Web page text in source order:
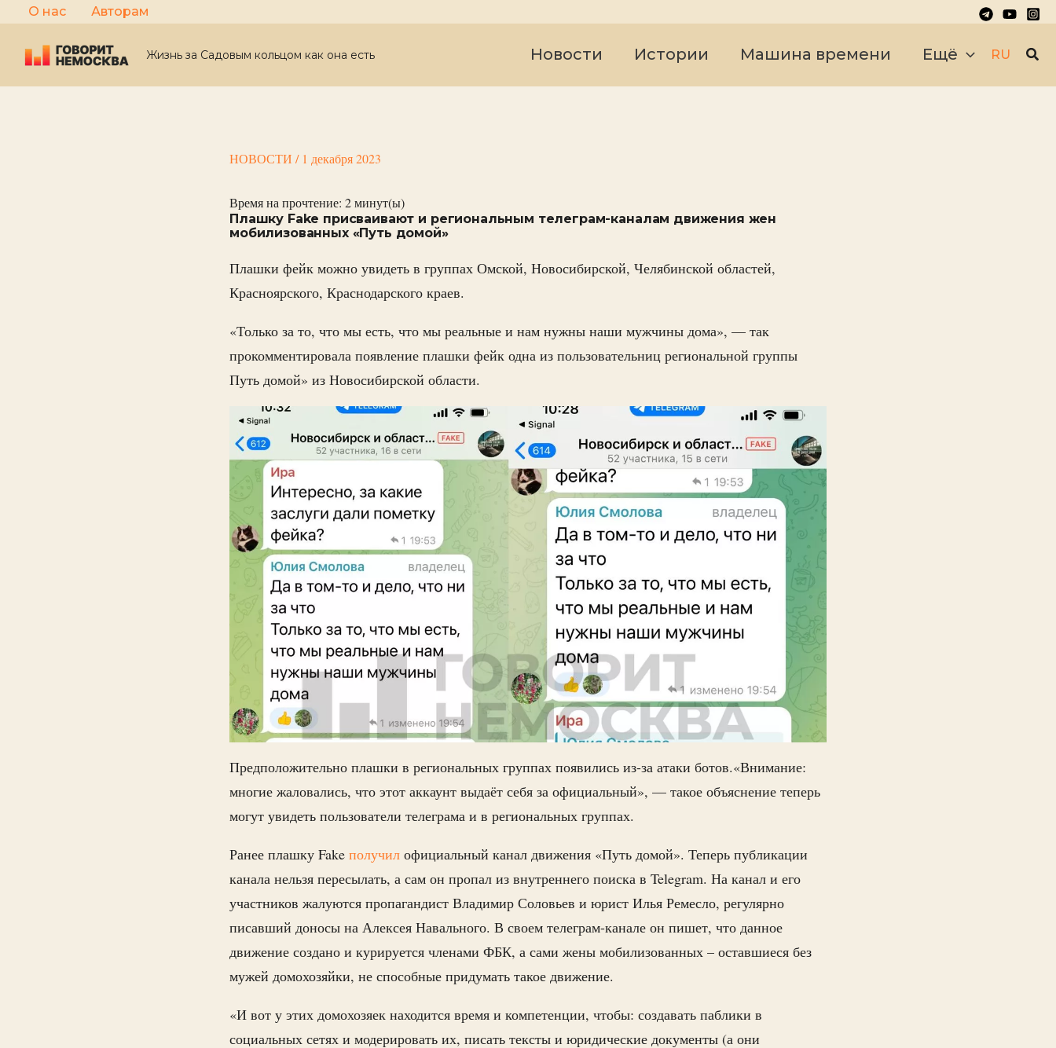
Перейти
к
содержимому
О нас Авторам
Жизнь за Садовым кольцом как она есть Новости Истории Машина времени Ещё RU
НОВОСТИ / 1 декабря 2023
Время на прочтение: 2минут(ы)
Плашку Fake присваивают и региональным телеграм-каналам движения жен
мобилизованных «Путь домой»
Плашки фейк можно увидеть в группах Омской, Новосибирской, Челябинской областей,
Красноярского, Краснодарского краев.
«Только за то, что мы есть, что мы реальные и нам нужны наши мужчины дома», — так
прокомментировала появление плашки фейк одна из пользовательниц региональной группы
Путь домой» из Новосибирской области.
Предположительно плашки в региональных группах появились из-за атаки ботов.«Внимание:
многие жаловались, что этот аккаунт выдаёт себя за официальный», — такое объяснение теперь
могут увидеть пользователи телеграма и в региональных группах.
Ранее плашку Fake получил официальный канал движения «Путь домой». Теперь публикации
канала нельзя пересылать, а сам он пропал из внутреннего поиска в Telegram. На канал и его
участников жалуются пропагандист Владимир Соловьев и юрист Илья Ремесло, регулярно
писавший доносы на Алексея Навального. В своем телеграм-канале он пишет, что данное
движение создано и курируется членами ФБК, а сами жены мобилизованных – оставшиеся без
мужей домохозяйки, не способные придумать такое движение.
«И вот у этих домохозяек находится время и компетенции, чтобы: создавать паблики в
социальных сетях и модерировать их, писать тексты и юридические документы (а они